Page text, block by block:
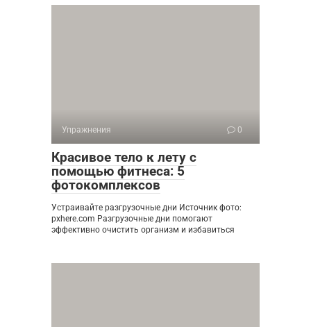
Упражнения 0
Красивое тело к лету с
помощью фитнеса: 5
фотокомплексов
Устраивайте разгрузочные дни Источник фото:
pxhere.com Разгрузочные дни помогают
эффективно очистить организм и избавиться